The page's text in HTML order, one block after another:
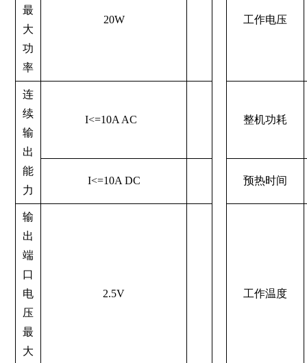
最
大
功
率
20W 工作电压
连
续
输
出
能
力
I<=10A AC 整机功耗
I<=10A DC 预热时间
输
出
端
口
电
压
最
大
2.5V 工作温度